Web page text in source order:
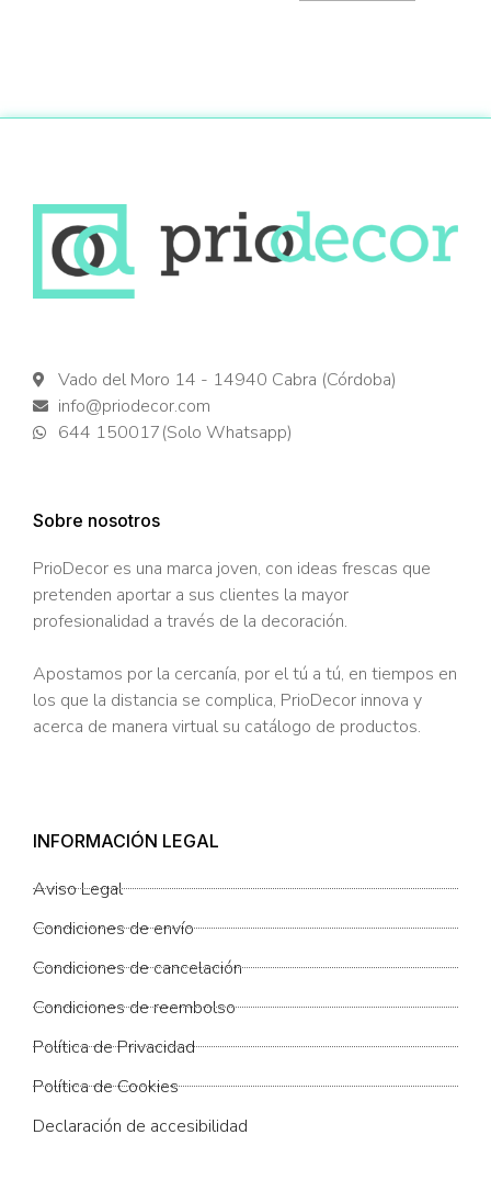
Vado del Moro 14 - 14940 Cabra (Córdoba)
info@priodecor.com
644 150017(Solo Whatsapp)
Sobre nosotros
PrioDecor es una marca joven, con ideas frescas que
pretenden aportar a sus clientes la mayor
profesionalidad a través de la decoración.
Apostamos por la cercanía, por el tú a tú, en tiempos en
los que la distancia se complica, PrioDecor innova y
acerca de manera virtual su catálogo de productos.
INFORMACIÓN LEGAL
Aviso Legal
Condiciones de envío
Condiciones de cancelación
Condiciones de reembolso
Política de Privacidad
Política de Cookies
Declaración de accesibilidad